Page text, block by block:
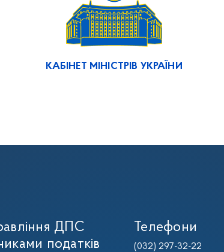
КАБІНЕТ МІНІСТРІВ УКРАЇНИ
ДПС
податків
Телефони
(032) 297-32-22